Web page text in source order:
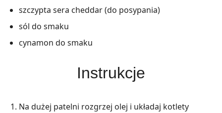
szczypta sera cheddar (do posypania)
sól do smaku
cynamon do smaku
Instrukcje
Na dużej patelni rozgrzej olej i układaj kotlety